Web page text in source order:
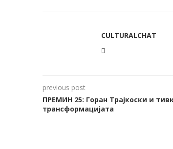
CULTURALCHAT
previous post
ПРЕМИН 25: Горан Трајкоски и
трансформацијата